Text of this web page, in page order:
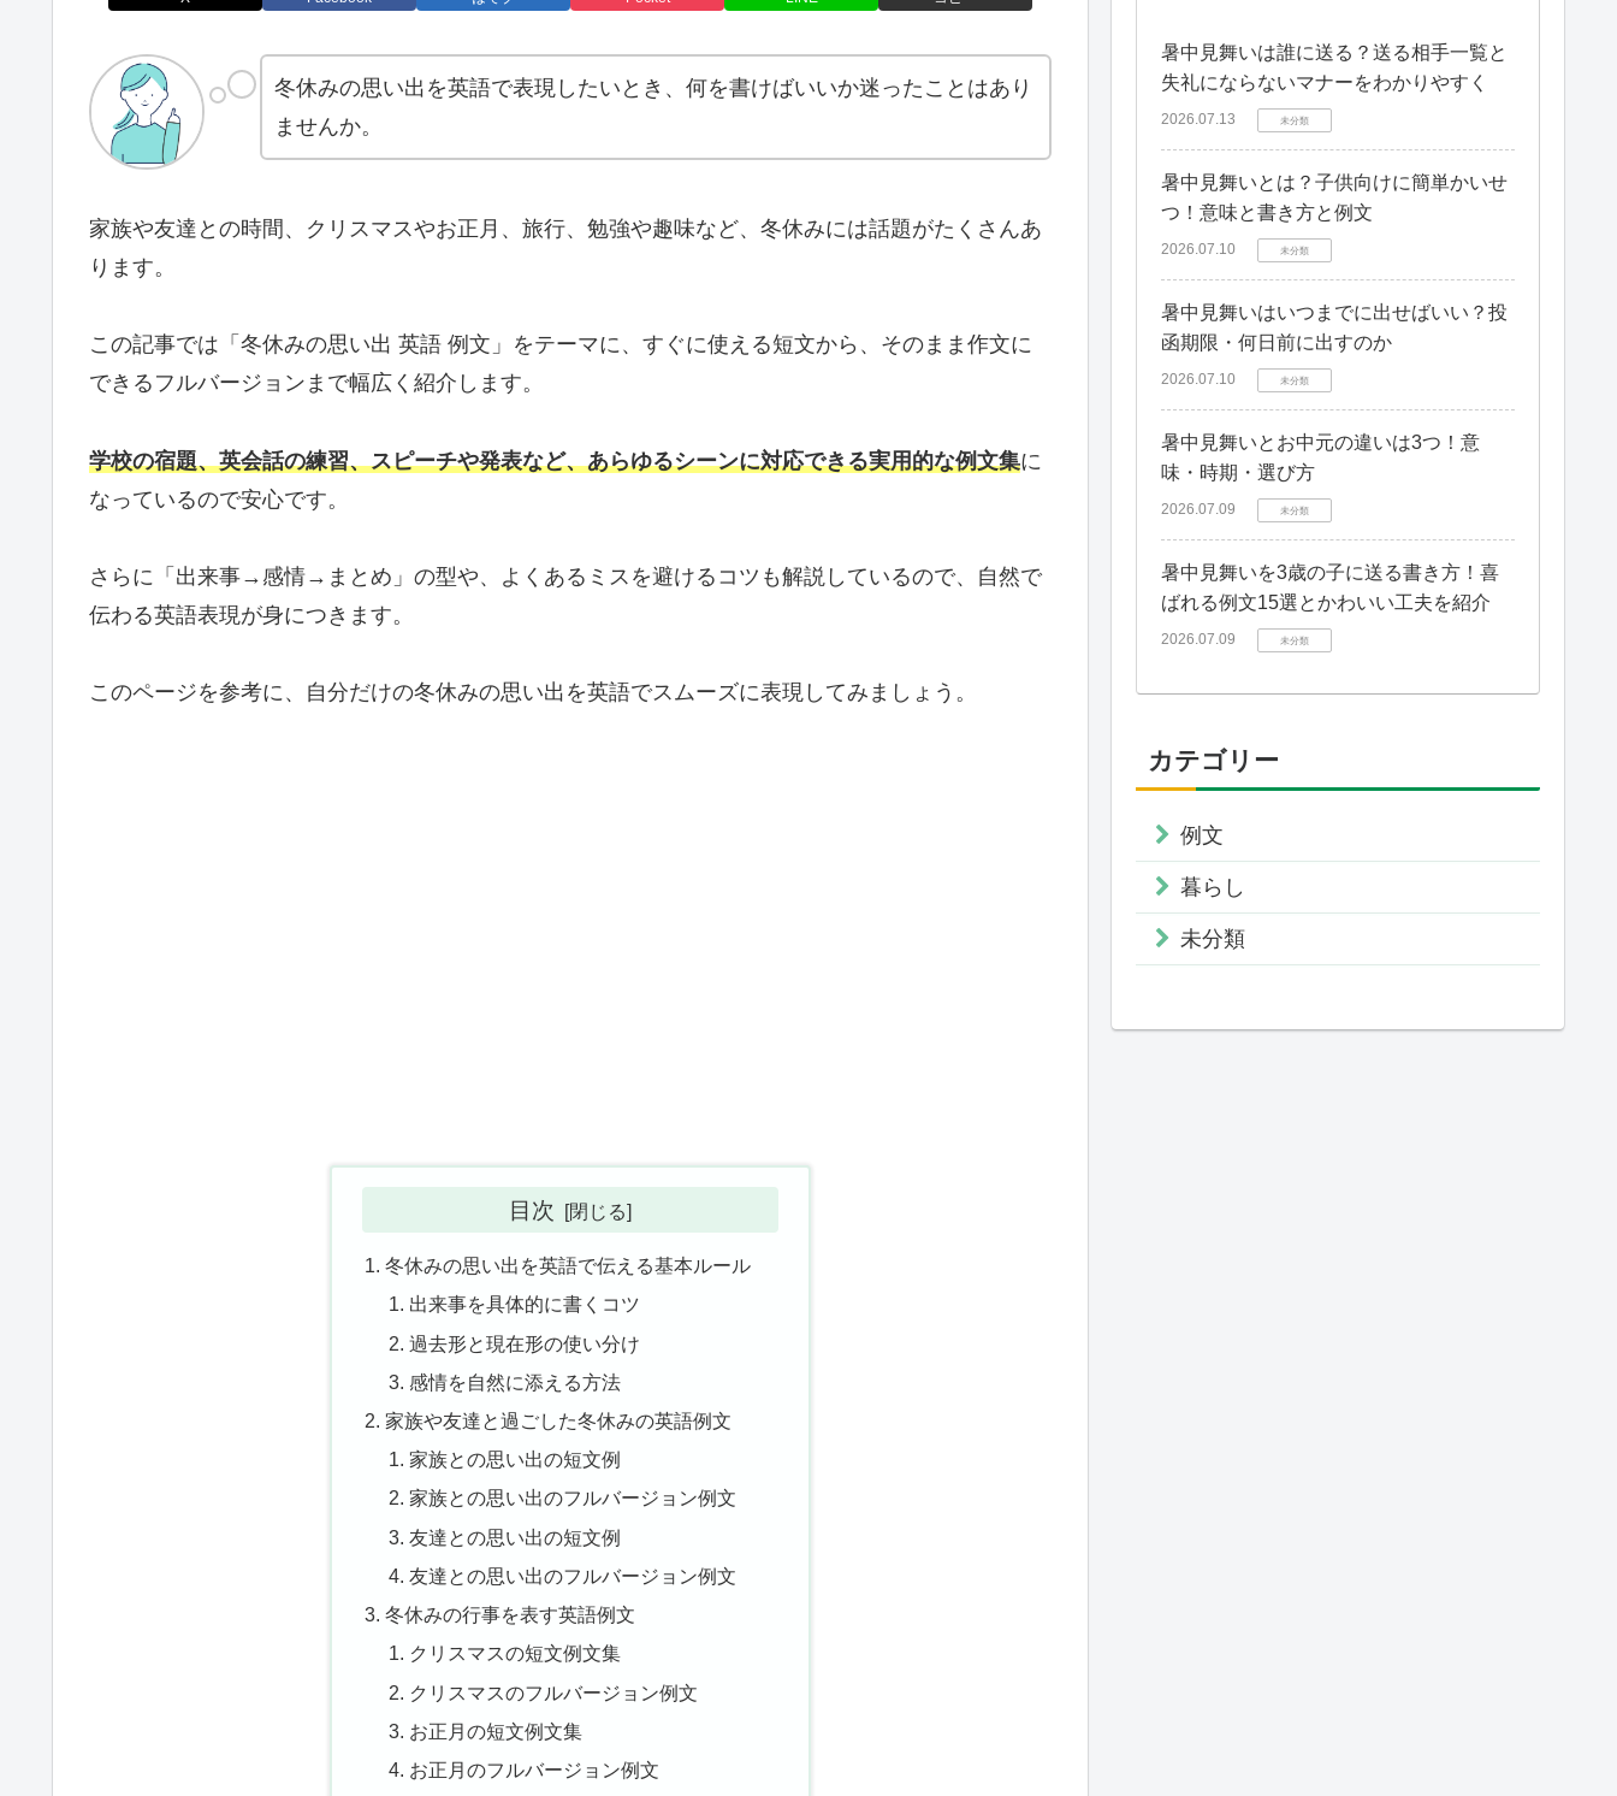
冬休みの思い出を英語で表現したいとき、何を書けばいいか迷ったことはあり
ませんか。
家族や友達との時間、クリスマスやお正月、旅行、勉強や趣味など、冬休みには話題がたくさんあ
ります。
この記事では「冬休みの思い出 英語 例文」をテーマに、すぐに使える短文から、そのまま作文に
できるフルバージョンまで幅広く紹介します。
学校の宿題、英会話の練習、スピーチや発表など、あらゆるシーンに対応できる実用的な例文集に
なっているので安心です。
さらに「出来事→感情→まとめ」の型や、よくあるミスを避けるコツも解説しているので、自然で
伝わる英語表現が身につきます。
このページを参考に、自分だけの冬休みの思い出を英語でスムーズに表現してみましょう。
目次
冬休みの思い出を英語で伝える基本ルール
出来事を具体的に書くコツ
過去形と現在形の使い分け
感情を自然に添える方法
家族や友達と過ごした冬休みの英語例文
家族との思い出の短文例
家族との思い出のフルバージョン例文
友達との思い出の短文例
友達との思い出のフルバージョン例文
冬休みの行事を表す英語例文
クリスマスの短文例文集
クリスマスのフルバージョン例文
お正月の短文例文集
お正月のフルバージョン例文
暑中見舞いは誰に送る？送る相手一覧と
失礼にならないマナーをわかりやすく
2026.07.13 未分類
暑中見舞いとは？子供向けに簡単かいせ
つ！意味と書き方と例文
2026.07.10 未分類
暑中見舞いはいつまでに出せばいい？投
函期限・何日前に出すのか
2026.07.10 未分類
暑中見舞いとお中元の違いは3つ！意
味・時期・選び方
2026.07.09 未分類
暑中見舞いを3歳の子に送る書き方！喜
ばれる例文15選とかわいい工夫を紹介
2026.07.09 未分類
カテゴリー
例文
暮らし
未分類